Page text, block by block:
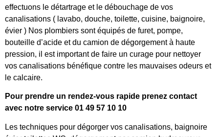
effectuons le détartrage et le débouchage de vos
canalisations ( lavabo, douche, toilette, cuisine, baignoire,
évier ) Nos plombiers sont équipés de furet, pompe,
bouteille d’acide et du camion de dégorgement à haute
pression, il est important de faire un curage pour nettoyer
vos canalisations bénéfique contre les mauvaises odeurs et
le calcaire.
Pour prendre un rendez-vous rapide prenez contact
avec notre service 01 49 57 10 10
Les techniques pour dégorger vos canalisations, baignoire